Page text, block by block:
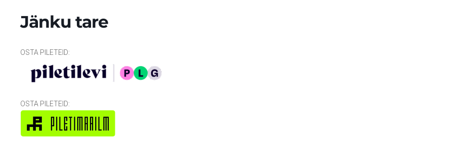
Jänku tare
OSTA PILETEID:
OSTA PILETEID: